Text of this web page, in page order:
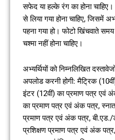
सफेद या हल्के रंग का होना
से लिया गया होना चाहिए, जिसमें
पहना गया हो। फोटो खिंचवाते
चश्मा नहीं होना चाहिए।
अभ्यर्थियों को निम्नलिखित
अपलोड करनी होगी: मैट्रिक
इंटर (12वीं) का प्रमाण पत्र एवं
का प्रमाण पत्र एवं अंक पत्र,
प्रमाण पत्र एवं अंक पत्र,
प्रशिक्षण प्रमाण पत्र एवं अंक पत्र,